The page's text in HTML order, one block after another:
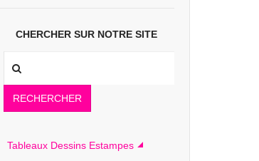
CHERCHER SUR NOTRE SITE
RECHERCHER
Tableaux Dessins Estampes